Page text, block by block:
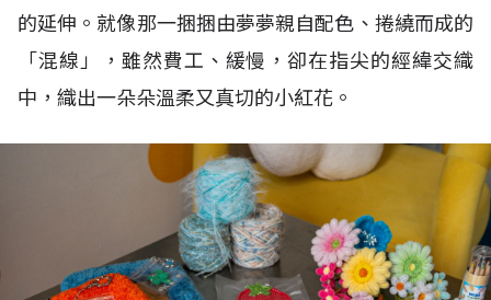
的延伸。就像那一捆捆由夢夢親自配色、捲繞而成的
「混線」，雖然費工、緩慢，卻在指尖的經緯交織
中，織出一朵朵溫柔又真切的小紅花。